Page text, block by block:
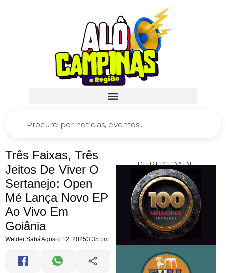
Três Faixas, Três
Jeitos De Viver O
Sertanejo: Open
Mé Lança Novo EP
Ao Vivo Em
Goiânia
Welder SabáAgosto 12, 20253:35 pm
PUBLICIDADE